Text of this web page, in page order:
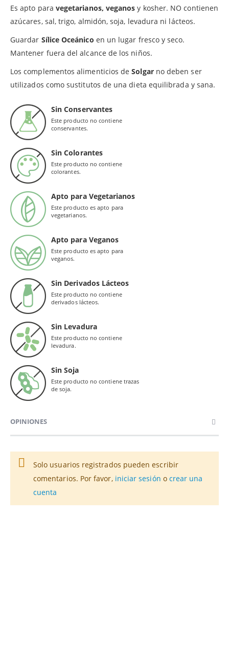
Es apto para vegetarianos, veganos y kosher. NO contienen
azúcares, sal, trigo, almidón, soja, levadura ni lácteos.
Guardar Sílice Oceánico en un lugar fresco y seco.
Mantener fuera del alcance de los niños.
Los complementos alimenticios deSolgarno deben ser
utilizados como sustitutos de una dieta equilibrada y sana.
Sin Conservantes
Este producto no contiene
conservantes.
Sin Colorantes
Este producto no contiene
colorantes.
Apto para Vegetarianos
Este producto es apto para
vegetarianos.
Apto para Veganos
Este producto es apto para
veganos.
Sin Derivados Lácteos
Este producto no contiene
derivados lácteos.
Sin Levadura
Este producto no contiene
levadura.
Sin Soja
Este producto no contiene trazas
de soja.
OPINIONES
Solo usuarios registrados pueden escribir
comentarios. Por favor, iniciar sesión o crear una
cuenta